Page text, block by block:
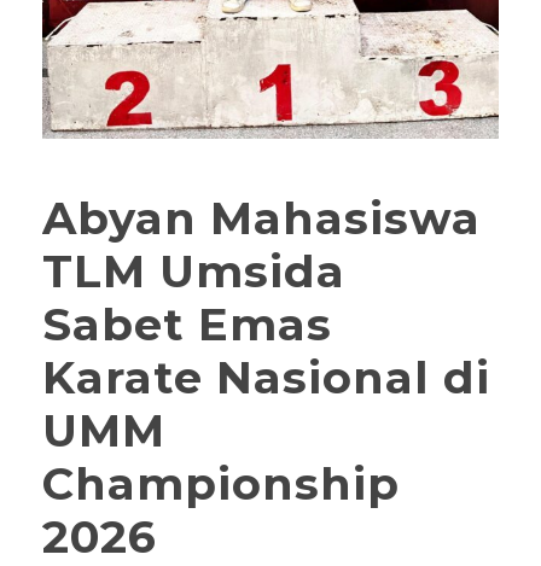
Abyan Mahasiswa
TLM Umsida
Sabet Emas
Karate Nasional di
UMM
Championship
2026